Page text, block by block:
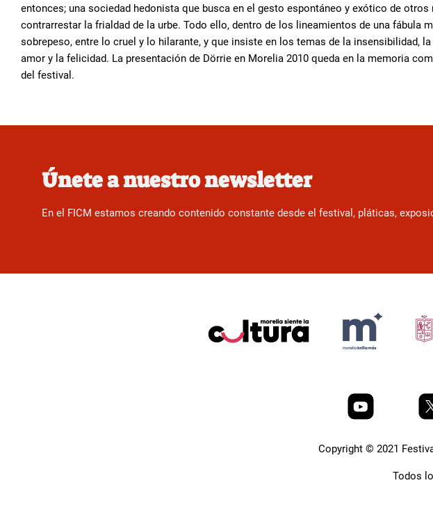
entonces; una sociedad hedonista que busca en el gesto espontáneo y exótico de otros
contrarrestar la frialdad de la urbe. Todo ello, dentro de los lineamientos de una fábula
sobrepeso, entre lo cruel y lo hilarante, y que insiste en los temas de la insensibilidad,
amor y la felicidad. La presentación de Dörrie en Morelia 2010 queda en la memoria
del festival.
Únete a nuestro newsletter
En el FICM estamos creando contenido constante desde el festival, pláticas,
Copyright © 2021
Todos